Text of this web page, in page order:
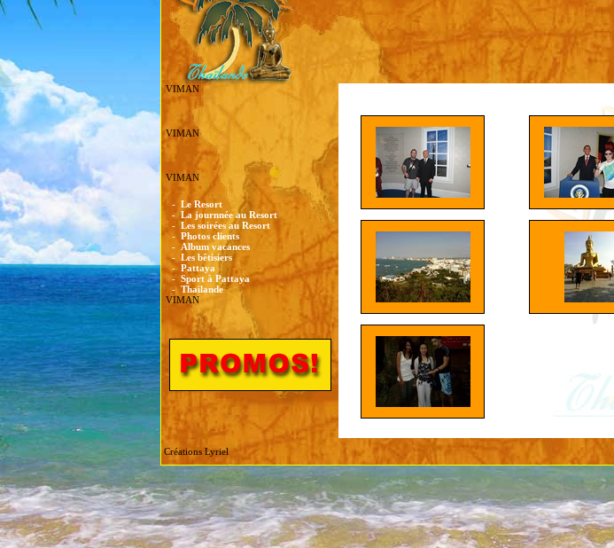
VIMAN
VIMAN
VIMAN
- Le Resort
- La journnée au Resort
- Les soirées au Resort
- Photos clients
- Album vacances
- Les bêtisiers
- Pattaya
- Sport à Pattaya
-Thailande
VIMAN
Créations Lyriel